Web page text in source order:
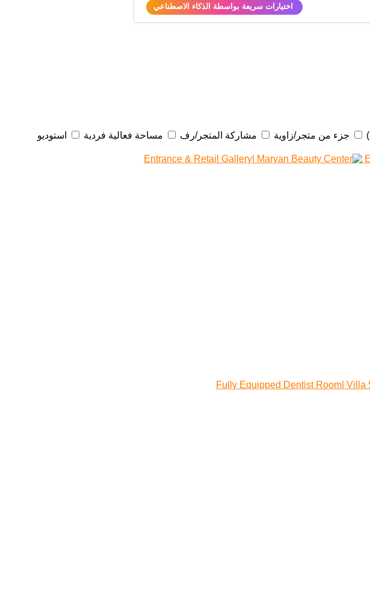
اختيارات سريعة بواسطة الذكاء الاصطناعي
جزء من متجر/زاوية مشاركة المتجر/رف مساحة فعالية فردية
استوديو